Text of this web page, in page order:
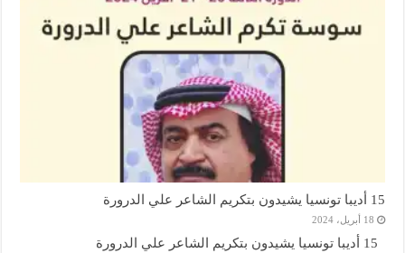
15 أديبا تونسيا يشيدون بتكريم الشاعر علي الدرورة
18 أبريل، 2024